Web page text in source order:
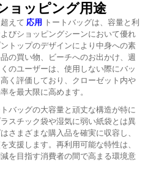
ョッピング用途
えて 応用
トートバッグは、容量と利
びショッピングシーンにおいて優れ
トップのデザインにより中身への素
の買い物、ビーチへのお出かけ、週
のユーザーは、使用しない際にバッ
く評価しており、クローゼット内や
を最大限に高めます。
バッグの大容量と頑丈な構造が特に
スチック袋や湿気に弱い紙袋とは異
さまざまな購入品を確実に収容し、
支援します。再利用可能な特性は、
を目指す消費者の間で高まる環境意